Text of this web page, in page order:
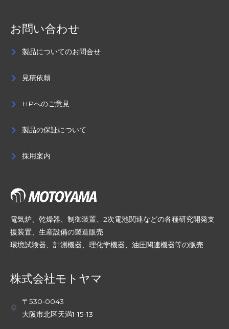
お問い合わせ
製品についてのお問合せ
見積依頼
HPへのご意見
製品の保証について
採用案内
電気炉、乾燥器、制御装置、2次電池関連などの各種研究開発支
援装置、生産設備の製造販売
環境試験器、計測機器、理化学機器、油圧関連機器等の販売
株式会社モトヤマ
〒530-0043
大阪市北区天満1-15-13